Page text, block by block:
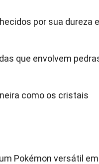
por sua dureza e
que envolvem
como os cristais
Pokémon versátil em